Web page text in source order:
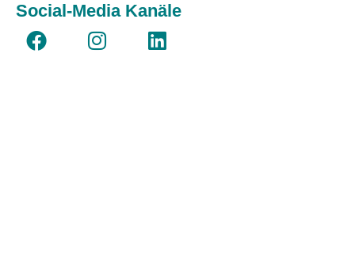
Social-Media Kanäle